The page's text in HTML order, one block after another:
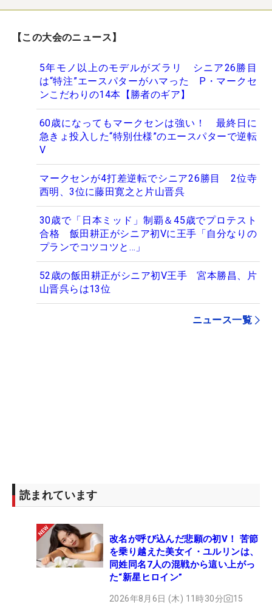
【この大会のニュース】
5年モノ以上のモデルがズラリ シニア26勝目
は“特注”エースパターがハマった P・マークセ
ンこだわりの14本【勝者のギア】
60歳になってもマークセンは強い！ 最終日に
急きょ投入した“特別仕様”のエースパターで逆転
V
マークセンが4打差逆転でシニア26勝目 2位寺
西明、3位に藤田寛之と片山晋呉
30歳で「日本ミッド」制覇＆45歳でプロテスト
合格 飯田耕正がシニア初Vに王手「自分なりの
プランでコツコツと…」
52歳の飯田耕正がシニア初V王手 宮本勝昌、片
山晋呉らは13位
ニュース一覧
読まれています
改名が呼び込んだ悲願の初V！ 苦節
を乗り越えた美女イ・ユルリンは、
同姓同名7人の混戦から這い上がっ
た“新星ヒロイン”
2026年8月6日 (木) 11時30分 15